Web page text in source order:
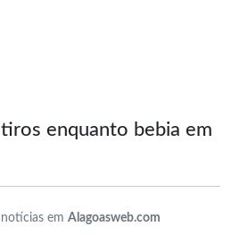
enquanto bebia em
em Alagoasweb.com